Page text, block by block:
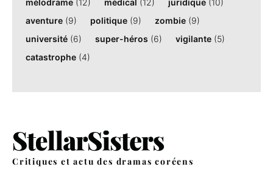
aventure (9) politique (9) zombie (9)
université (6) super-héros (6) vigilante (5)
catastrophe (4)
Critiques et actu des dramas coréens